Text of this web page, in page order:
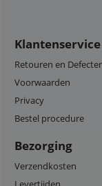
Klantenservice
Retouren en
Voorwaarden
Privacy
Bestel procedure
Bezorging
Verzendkosten